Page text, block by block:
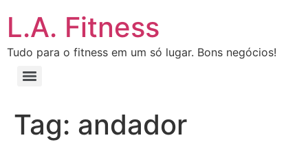
L.A. Fitness
Tudo para o fitness em um só lugar. Bons negócios!
Tag: andador